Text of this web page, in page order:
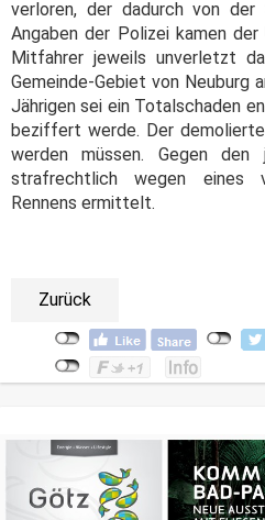
verloren, der dadurch von
Angaben der Polizei kamen
Mitfahrer jeweils unverletzt
Gemeinde-Gebiet von Neuburg
Jährigen sei ein Totalschaden
beziffert werde. Der
werden müssen. Gegen
strafrechtlich wegen eines
Rennens ermittelt.
Zurück